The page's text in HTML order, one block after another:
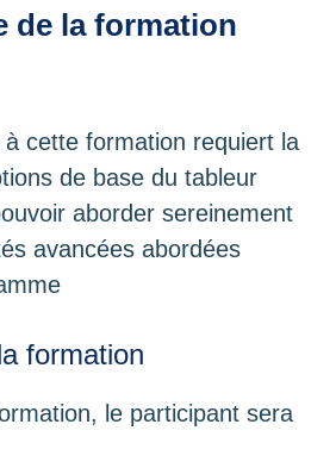
de la formation
cette formation requiert la
de base du tableur
aborder sereinement
avancées abordées
formation
le participant sera